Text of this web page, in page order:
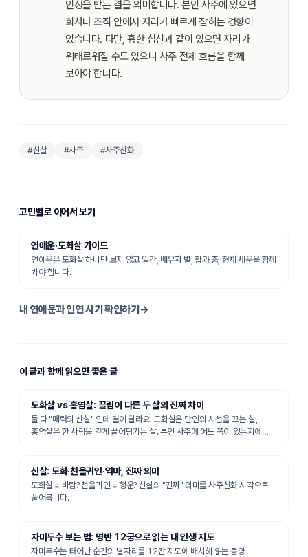
인정을 받는 결을 의미합니다. 본인 사주에 있으면
회사나 조직 안에서 자리가 빠르게 잡히는 경향이
있습니다. 다만, 흉한 십신과 같이 있으면 자리가
위태로워질 수도 있으니 사주 전체 흐름을 함께
보아야 합니다.
#신살 #사주 #사주신화
고민별로 이어서 보기
연애운·도화살가이드
연애운은 도화살 하나만 보지 않고 일간, 배우자 별, 합과 충, 현재 세운을 함께
봐야 합니다.
내 연애운과 인연 시기 확인하기 →
이 글과 함께 읽으면 좋은 글
도화살 vs 홍염살: 끌림이 다른 두 살의 진짜 차이
둘 다 "매력의 신살" 인데 결이 달라요. 도화살은 만인의 시선을 끄는 살,
홍염살은 한 사람을 깊게 끌어당기는 살. 본인 사주에 어느 쪽이 있는지에
신살: 도화·천을귀인·역마, 진짜 의미
도화살 = 바람? 천을귀인 = 행운? 신살의 "진짜" 의미를 사주신화 시각으로
풀어봅니다.
자미두수 보는 법: 명반 12궁으로 읽는 내 인생 지도
자미두수는 태어난 순간의 별자리를 12칸 지도에 배치해 읽는 동양